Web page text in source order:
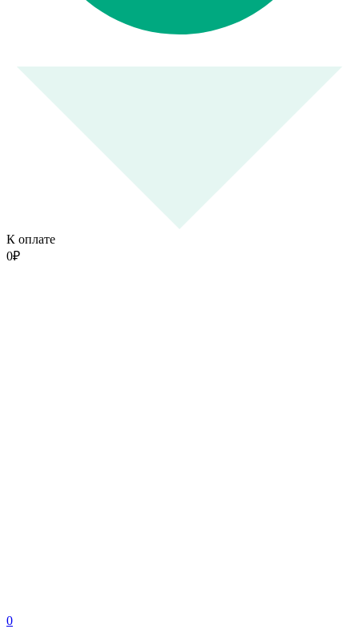
К оплате
0₽
0